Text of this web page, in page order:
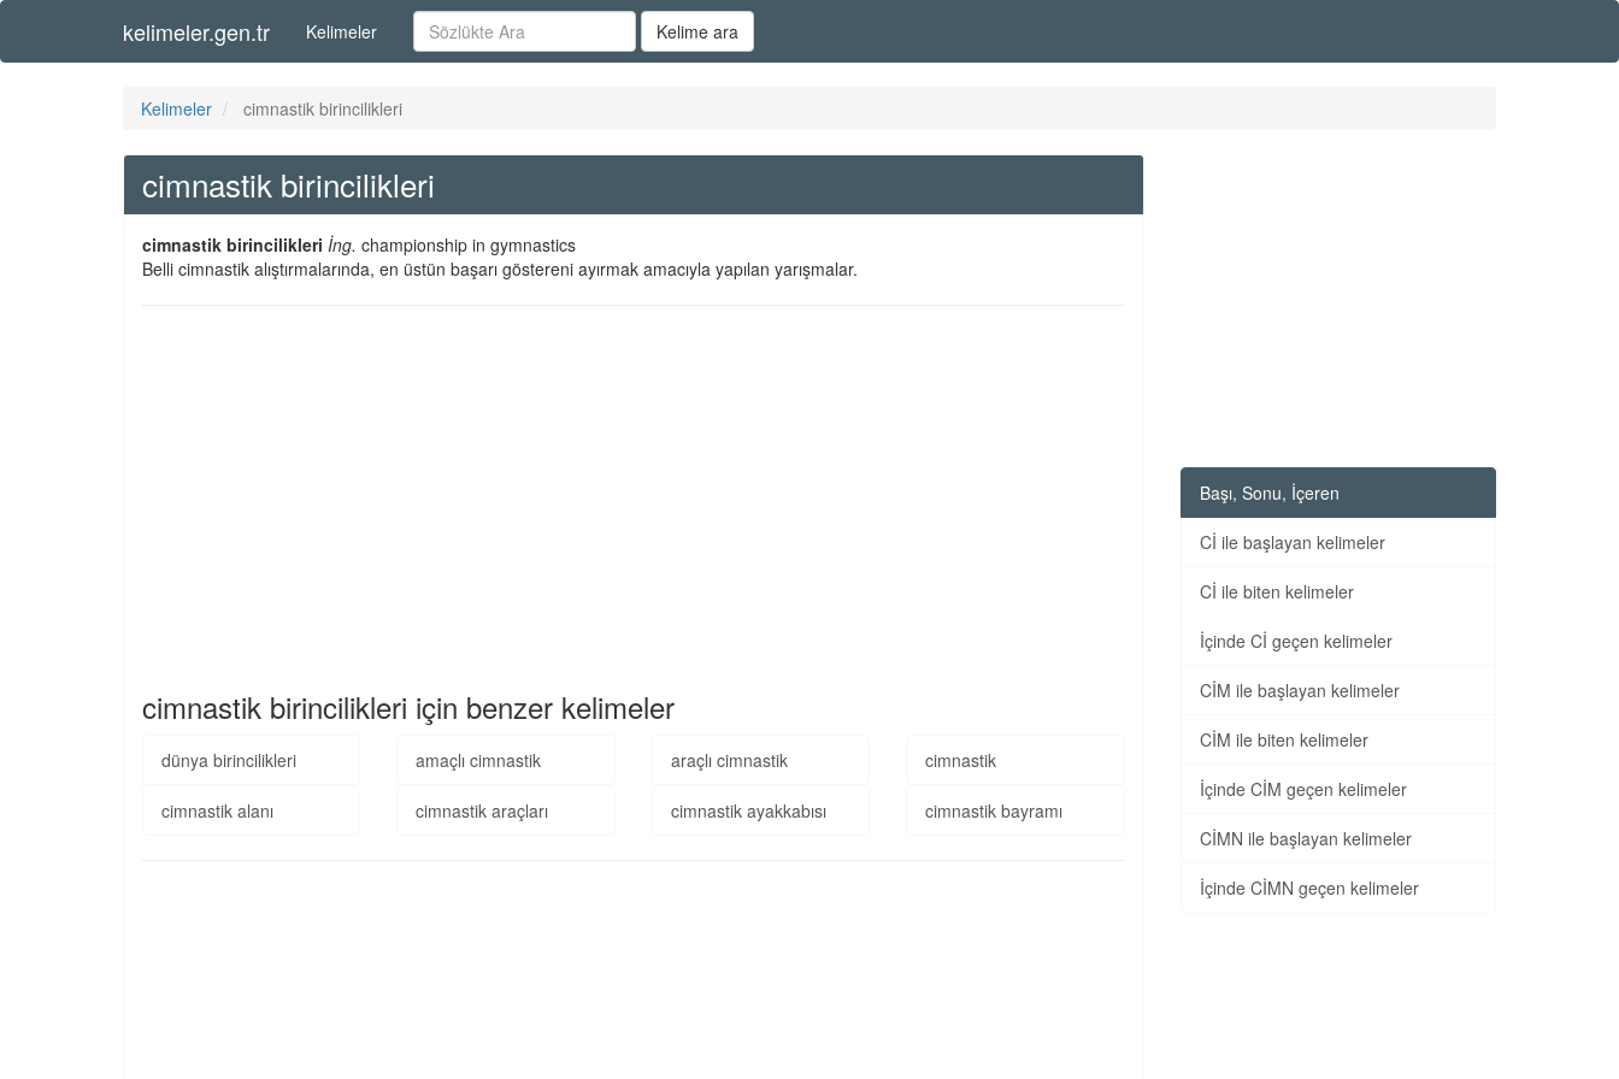
kelimeler.gen.tr Kelimeler Kelime ara
Kelimeler cimnastik birincilikleri
cimnastik birincilikleri
cimnastik birincilikleri İng. championship in gymnastics
Belli cimnastik alıştırmalarında, en üstün başarı göstereni ayırmak amacıyla yapılan yarışmalar.
cimnastik birincilikleri için benzer kelimeler
dünya birincilikleri amaçlı cimnastik araçlı cimnastik cimnastik
cimnastik alanı cimnastik araçları cimnastik ayakkabısı cimnastik bayramı
Başı, Sonu, İçeren
Cİ ile başlayan kelimeler
Cİ ile biten kelimeler
İçinde Cİ geçen kelimeler
CİM ile başlayan kelimeler
CİM ile biten kelimeler
İçinde CİM geçen kelimeler
CİMN ile başlayan kelimeler
İçinde CİMN geçen kelimeler